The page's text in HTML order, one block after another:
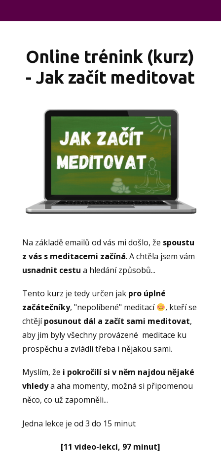
Online trénink (kurz)
- Jak začít meditovat
Na základě emailů od vás mi došlo, že spoustu
z vás s meditacemi začíná. A chtěla jsem vám
usnadnit cestu a hledání způsobů...
Tento kurz je tedy určen jak pro úplné
začátečníky, "nepolíbené" meditací
, kteří se
chtějíposunout dál a začít sami meditovat,
aby jim byly všechny provázené meditace ku
prospěchu a zvládli třeba i nějakou sami.
Myslím, že i pokročilí si v něm najdou nějaké
vhledya aha momenty, možná si připomenou
něco, co už zapomněli...
Jedna lekce je od 3 do 15 minut
[11 video-lekcí, 97 minut]